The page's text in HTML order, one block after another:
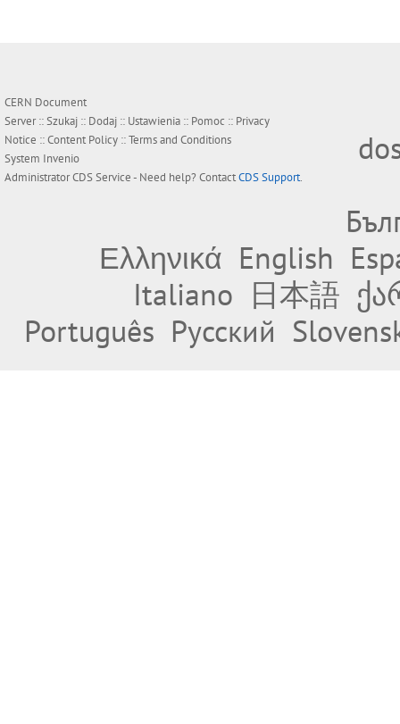
CERN Document
Server ::Szukaj :: Dodaj :: Ustawienia :: Pomoc :: Privacy
Notice ::Content Policy ::Terms and Conditions
System Invenio
AdministratorCDS Service- Need help? ContactCDS Support.
Ελληνικά English
Italiano 日本語
Português Русский